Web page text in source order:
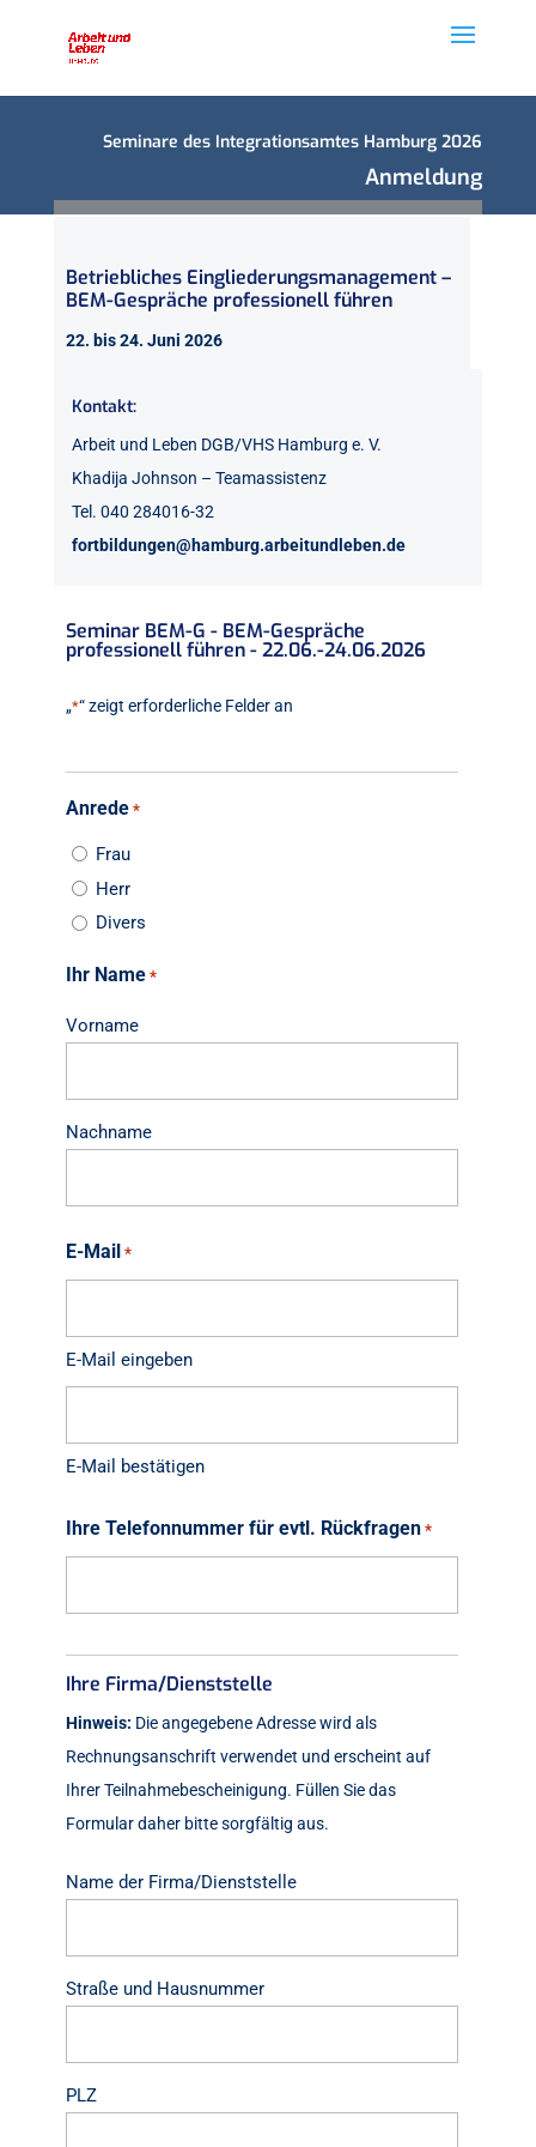
Seminare des Integrationsamtes Hamburg 2026
Anmeldung
Betriebliches Eingliederungsmanagement –
BEM-Gespräche professionell führen
22. bis 24. Juni 2026
Kontakt:
Arbeit und Leben DGB/VHS Hamburg e. V.
Khadija Johnson – Teamassistenz
Tel. 040 284016-32
fortbildungen@hamburg.arbeitundleben.de
Seminar BEM-G - BEM-Gespräche
professionell führen - 22.06.-24.06.2026
„*“ zeigt erforderliche Felder an
Anrede *
Frau
Herr
Divers
Ihr Name *
Vorname
Nachname
E-Mail *
E-Mail eingeben
E-Mail bestätigen
Ihre Telefonnummer für evtl. Rückfragen *
Ihre Firma/Dienststelle
Hinweis: Die angegebene Adresse wird als
Rechnungsanschrift verwendet und erscheint auf
Ihrer Teilnahmebescheinigung. Füllen Sie das
Formular daher bitte sorgfältig aus.
Ihrer
Name der Firma/Dienststelle
Straße und Hausnummer
PLZ